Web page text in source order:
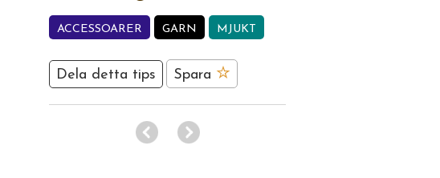
ACCESSOARER GARN MJUKT
Dela detta tips Spara